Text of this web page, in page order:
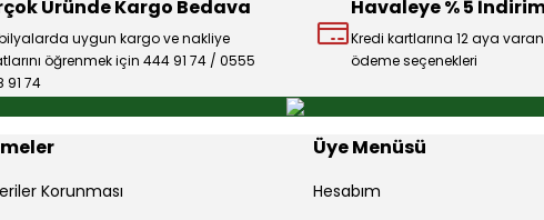
Üründe Kargo Bedava
uygun kargo ve nakliye
öğrenmek için 444 91 74 / 0555
91 74
Havaleye % 5 İndirim
Kredi kartlarına 12 aya
ödeme seçenekleri
Korunması
Üye Menüsü
Hesabım